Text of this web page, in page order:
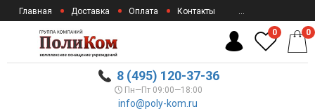
Главная Доставка Оплата Контакты ...
8 (495) 120-37-36
Пн—Пт 09:00—18:00
info@poly-kom.ru
0 0